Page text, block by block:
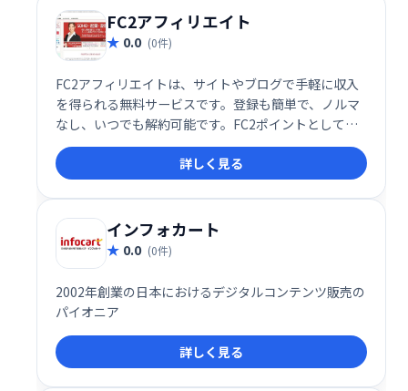
FC2アフィリエイト
0.0 (0件)
FC2アフィリエイトは、サイトやブログで手軽に収入
を得られる無料サービスです。登録も簡単で、ノルマ
なし、いつでも解約可能です。FC2ポイントとして利
用でき、高い還元率が魅力。アダルト広告の取り扱い
もあります。気軽に始められるアフィリエイトプログ
ラムをお探しの方に最適です。
詳しく見る
インフォカート
0.0 (0件)
2002年創業の日本におけるデジタルコンテンツ販売の
パイオニア
詳しく見る